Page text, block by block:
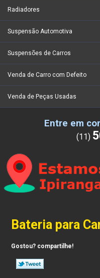
Radiadores
Suspensão Automotiva
Suspensões de Carros
Venda de Carro com Defeito
Venda de Peças Usadas
Entre em
(11)
Bateria para
Gostou? compartilhe!